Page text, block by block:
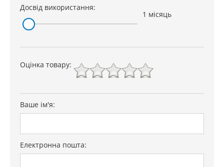
Досвід використання:
1 місяць
Оцінка товару:
Ваше ім'я:
Електронна пошта: